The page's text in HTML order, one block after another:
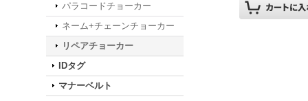
パラコードチョーカー
ネーム+チェーンチョーカー
リペアチョーカー
IDタグ
マナーベルト